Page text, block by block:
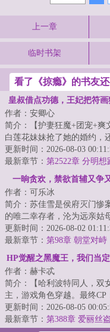
上一章
临时书架
看了《掠瘾》的书友
皇叔借点功德，王妃把符画
作者：安卿心
简介：【护妻狂魔+团宠+爽
白莲花妹妹抢了她的婚约，
她送给一个纨绔当玩物。她
爬上了皇叔的马...
更新时间：2026-08-03
最新章节： 第2522章 分明想
一晌贪欢，禁欲首辅又争
作者：可乐冰
简介：苏佳雪是侯府灭门惨
的唯二幸存者，沦为远亲姑
粗使丫鬟。因为结巴，常年
妹和府中丫鬟的...
更新时间：2026-08-02
最新章节： 第98章 朝堂对峙
（完）
HP觉醒之黑魔王，我们当定
作者：赫卡忒
简介：【哈利波特同人，双
主，游戏角色穿越。最终CP
弗勒斯&middot;斯内普X爱
&middot;AD&middot...
更新时间：2026-08-05
最新章节： 第388章 爱丽丝